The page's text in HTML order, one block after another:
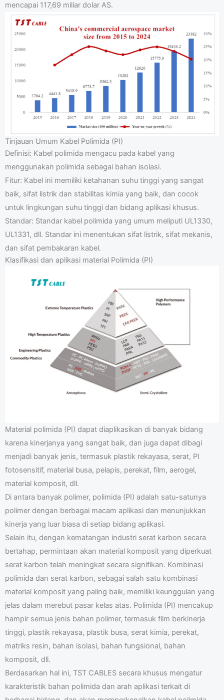
mencapai 117,69 miliar dolar AS.
Tinjauan Umum Kabel Polimida (PI)
Definisi: Kabel polimida mengacu pada kabel yang
menggunakan polimida sebagai bahan isolasi.
Fitur: Kabel ini memiliki ketahanan suhu tinggi yang sangat
baik, sifat listrik dan stabilitas kimia yang baik, dan cocok
untuk lingkungan suhu tinggi dan bidang aplikasi khusus.
Standar: Standar kabel polimida yang umum meliputi UL1330,
UL1331, dll. Standar ini menentukan sifat listrik, sifat mekanis,
dan sifat pembakaran kabel.
Klasifikasi dan aplikasi material Polimida (PI)
Material polimida (PI) dapat diaplikasikan di banyak bidang
karena kinerjanya yang sangat baik, dan juga dapat dibagi
menjadi banyak jenis, termasuk plastik rekayasa, serat, PI
fotosensitif, material busa, pelapis, perekat, film, aerogel,
material komposit, dll.
Di antara banyak polimer, polimida (PI) adalah satu-satunya
polimer dengan berbagai macam aplikasi dan menunjukkan
kinerja yang luar biasa di setiap bidang aplikasi.
Selain itu, dengan kematangan industri serat karbon secara
bertahap, permintaan akan material komposit yang diperkuat
serat karbon telah meningkat secara signifikan. Kombinasi
polimida dan serat karbon, sebagai salah satu kombinasi
material komposit yang paling baik, memiliki keunggulan yang
jelas dalam merebut pasar kelas atas. Polimida (PI) mencakup
hampir semua jenis bahan polimer, termasuk film berkinerja
tinggi, plastik rekayasa, plastik busa, serat kimia, perekat,
matriks resin, bahan isolasi, bahan fungsional, bahan
komposit, dll.
Berdasarkan hal ini, TST CABLES secara khusus mengatur
karakteristik bahan polimida dan arah aplikasi terkait di